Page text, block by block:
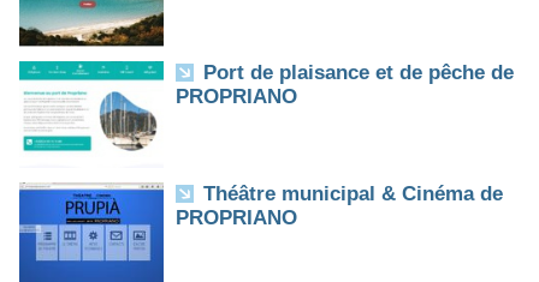
Port de plaisance et de pêche de
PROPRIANO
Théâtre municipal & Cinéma de
PROPRIANO